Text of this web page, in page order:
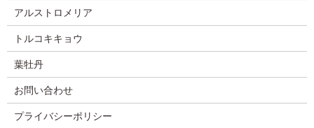
アルストロメリア
トルコキキョウ
葉牡丹
お問い合わせ
プライバシーポリシー